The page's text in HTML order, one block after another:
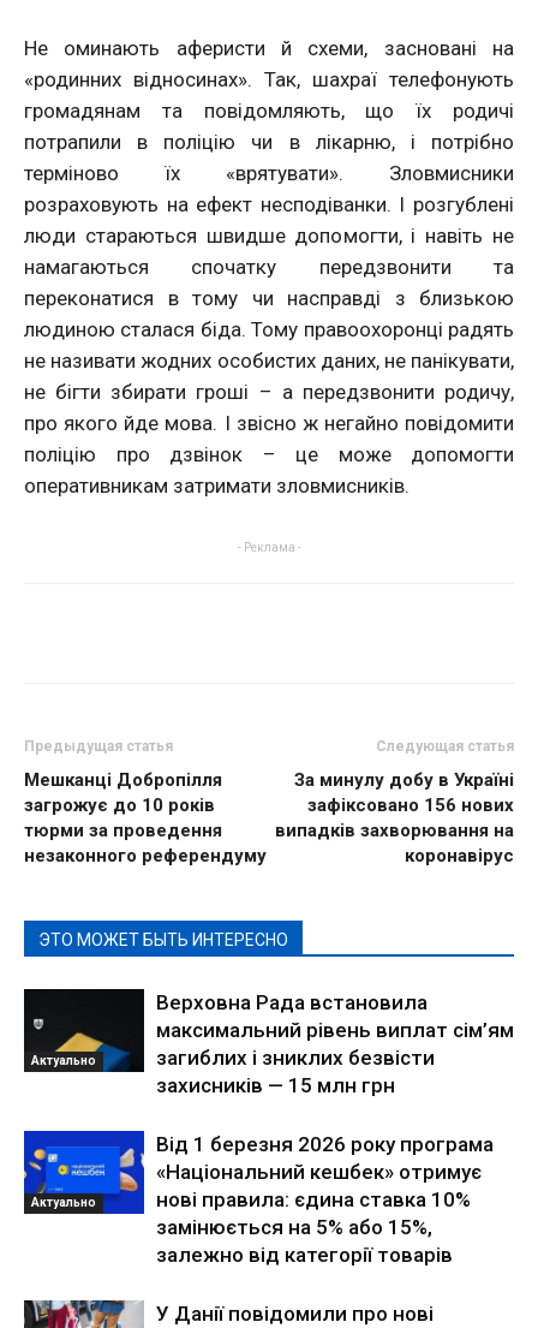
Не оминають аферисти й схеми, засновані на
«родинних відносинах». Так, шахраї телефонують
громадянам та повідомляють, що їх родичі
потрапили в поліцію чи в лікарню, і потрібно
терміново їх «врятувати». Зловмисники
розраховують на ефект несподіванки. І розгублені
люди стараються швидше допомогти, і навіть не
намагаються спочатку передзвонити та
переконатися в тому чи насправді з близькою
людиною сталася біда. Тому правоохоронці радять
не називати жодних особистих даних, не панікувати,
не бігти збирати гроші – а передзвонити родичу,
про якого йде мова. І звісно ж негайно повідомити
поліцію про дзвінок – це може допомогти
оперативникам затримати зловмисників.
- Реклама -
Предыдущая статья
Мешканці Добропілля
загрожує до 10 років
тюрми за проведення
незаконного референдуму
Следующая статья
За минулу добу в Україні
зафіксовано 156 нових
випадків захворювання на
коронавірус
ЭТО МОЖЕТ БЫТЬ ИНТЕРЕСНО
Актуально
Верховна Рада встановила
максимальний рівень виплат сім’ям
загиблих і зниклих безвісти
захисників — 15 млн грн
Актуально
Від 1 березня 2026 року програма
«Національний кешбек» отримує
нові правила: єдина ставка 10%
замінюється на 5% або 15%,
залежно від категорії товарів
У Данії повідомили про нові